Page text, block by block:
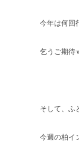
今年は何回
乞うご期待
そして、ふ
今週の柏イ